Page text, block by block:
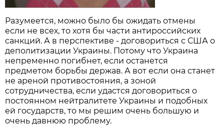
Разумеется, можно было бы ожидать отмены
если не всех, то хотя бы части антироссий­ских
санкций. А в перспективе - договориться с США о
деполитизации Украины. Потому что Украина
непременно погибнет, если останется
предметом борьбы держав. А вот если она станет
не ареной противостояния, а зоной
сотрудничества, если удастся договориться о
постоянном нейтралитете Украины и подобных
ей государств, то мы решим очень большую и
очень давнюю проблему.